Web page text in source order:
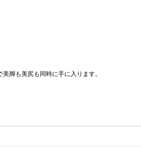
脚も美尻も同時に手に入ります。